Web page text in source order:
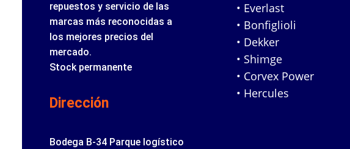
repuestos y servicio de las
marcas más reconocidas a
los mejores precios del
mercado.
Stock permanente
Dirección
Bodega B-34 Parque logístico
• Everlast
• Bonfiglioli
• Dekker
• Shimge
• Corvex Power
• Hercules